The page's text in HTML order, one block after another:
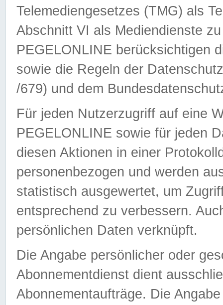
Telemediengesetzes (TMG) als
Abschnitt VI als Mediendienste
PEGELONLINE berücksichtigen
sowie die Regeln der
/679) und dem
Für jeden Nutzerzugriff auf eine
PEGELONLINE sowie für jeden
diesen Aktionen in einer
personenbezogen und werden
statistisch ausgewertet, um
entsprechend zu verbessern.
persönlichen Daten verknüpft.
Die Angabe persönlicher oder
Abonnementdienst dient
Abonnementaufträge. Die